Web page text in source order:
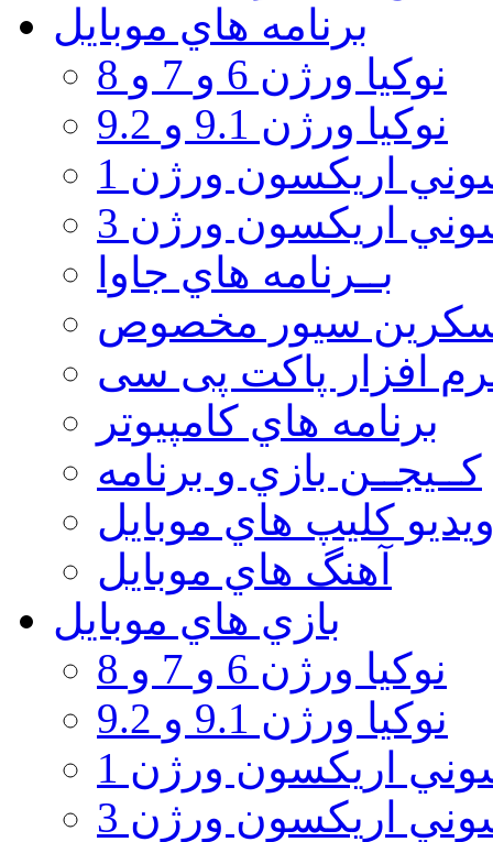
برنامه هاي موبايل
نوکیا ورژن 6 و 7 و 8
نوکیا ورژن 9.1 و 9.2
اريكسون ورژن 1
اريكسون ورژن 3
بــرنامه هاي جاوا
سيور مخصوص
افزار پاکت پی سی
برنامه هاي كامپيوتر
كــيجــن بازي و برنامه
كليپ هاي موبايل
آهنگ هاي موبايل
بازي هاي موبايل
نوكيا ورژن 6 و 7 و 8
نوكيا ورژن 9.1 و 9.2
اريكسون ورژن 1
اريكسون ورژن 3